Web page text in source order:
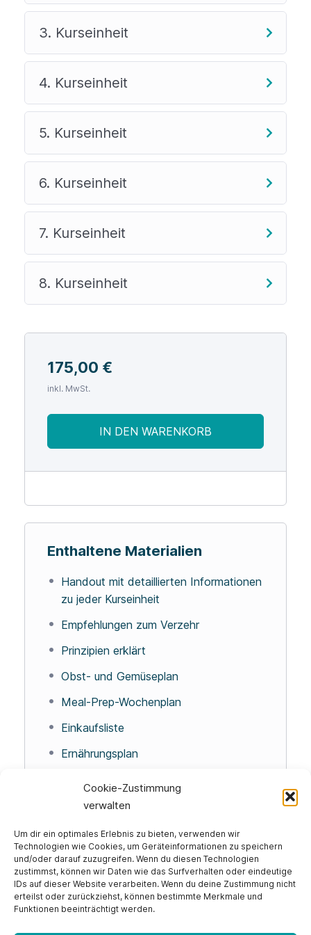
Cookie-Zustimmung
verwalten
Um dir ein optimales Erlebnis zu bieten, verwenden wir
Technologien wie Cookies, um Geräteinformationen zu speichern
und/oder darauf zuzugreifen. Wenn du diesen Technologien
zustimmst, können wir Daten wie das Surfverhalten oder eindeutige
IDs auf dieser Website verarbeiten. Wenn du deine Zustimmung nicht
erteilst oder zurückziehst, können bestimmte Merkmale und
Funktionen beeinträchtigt werden.
hinaus weiter aktiv zu bleiben. Diese Informationen
Bestandteil des Kurses.
3. Kurseinheit
4. Kurseinheit
5. Kurseinheit
6. Kurseinheit
7. Kurseinheit
8. Kurseinheit
175,00 €
inkl. MwSt.
IN DEN WARENKORB
Enthaltene Materialien
Handout mit detaillierten Informationen
zu jeder Kurseinheit
Empfehlungen zum Verzehr
Prinzipien erklärt
Obst- und Gemüseplan
Meal-Prep-Wochenplan
Einkaufsliste
Ernährungsplan
Impressum
Datenschutzerklärung
Widerrufsbelehrung